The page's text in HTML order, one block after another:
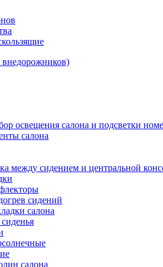
внедорожников)
освещения салона и подсветки
салона
между сидением и центральной
сидений
салона
салона